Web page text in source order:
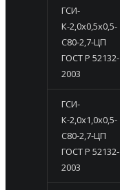
ГСИ-
К-2,0х0,5х0,5-
С80-2,7-ЦП
ГОСТ Р 52132-
2003
ГСИ-
К-2,0х1,0х0,5-
С80-2,7-ЦП
ГОСТ Р 52132-
2003